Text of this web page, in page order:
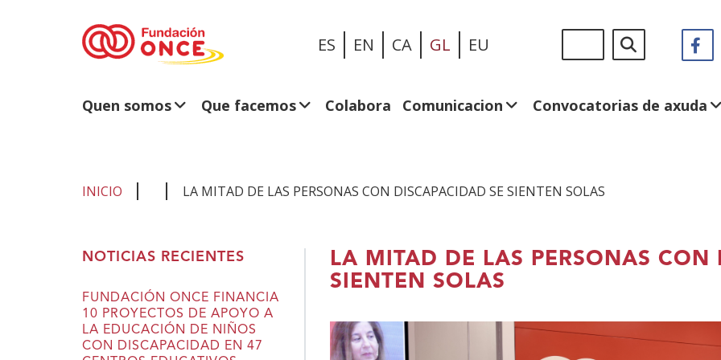
ES EN CA GL EU
en:
Quen somos Que facemos Colabora Comunicacion Convocatorias de axuda
INICIO LA MITAD DE LAS PERSONAS CON DISCAPACIDAD SE SIENTEN SOLAS
LA MITAD DE LAS PERSONAS CON
SIENTEN SOLAS
NOTICIAS RECIENTES
FUNDACIÓN ONCE FINANCIA
10 PROYECTOS DE APOYO A
LA EDUCACIÓN DE NIÑOS
CON DISCAPACIDAD EN 47